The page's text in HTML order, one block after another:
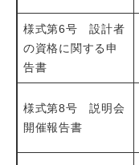
様式第6号 設計者
の資格に関する申
告書
様式第8号 説明会
開催報告書